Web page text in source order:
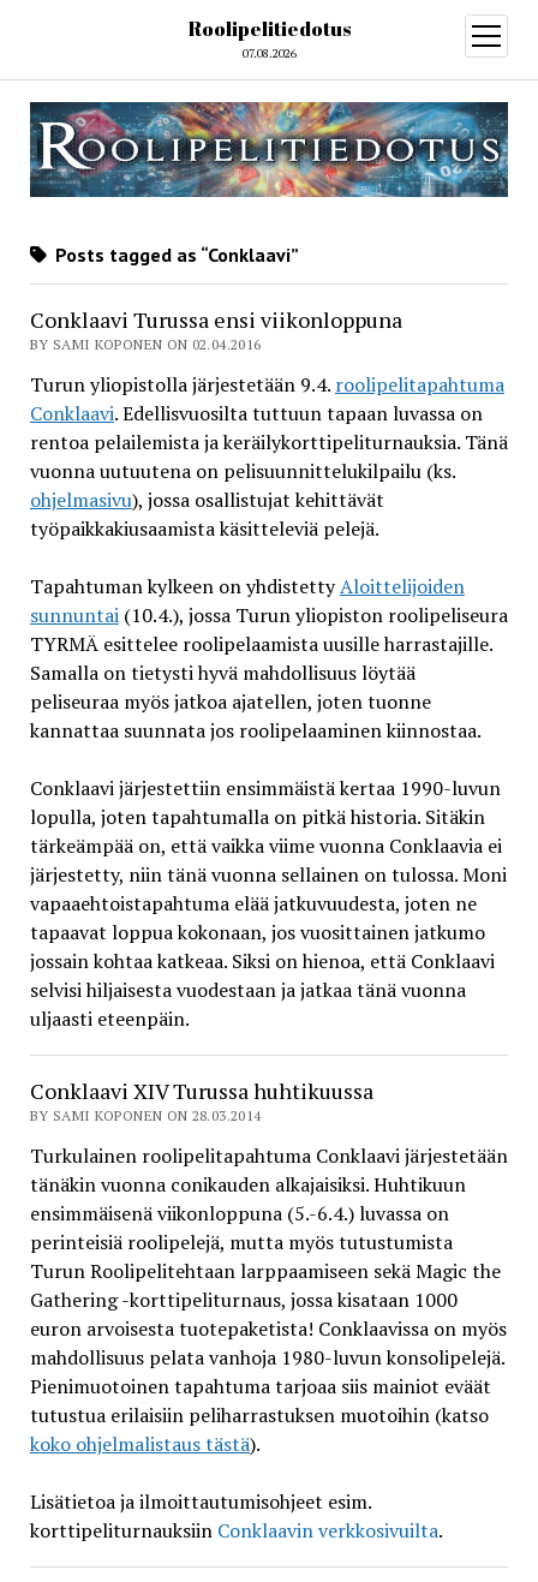
Roolipelitiedotus
07.08.2026
open
menu
Posts tagged as “Conklaavi”
Conklaavi Turussa ensi viikonloppuna
BY SAMI KOPONEN ON 02.04.2016
Turun yliopistolla järjestetään 9.4. roolipelitapahtuma
Conklaavi. Edellisvuosilta tuttuun tapaan luvassa on
rentoa pelailemista ja keräilykorttipeliturnauksia. Tänä
vuonna uutuutena on pelisuunnittelukilpailu (ks.
ohjelmasivu), jossa osallistujat kehittävät
työpaikkakiusaamista käsitteleviä pelejä.
Tapahtuman kylkeen on yhdistettyAloittelijoiden
sunnuntai(10.4.), jossa Turun yliopiston roolipeliseura
TYRMÄ esittelee roolipelaamista uusille harrastajille.
Samalla on tietysti hyvä mahdollisuus löytää
peliseuraa myös jatkoa ajatellen, joten tuonne
kannattaa suunnata jos roolipelaaminen kiinnostaa.
Conklaavi järjestettiin ensimmäistä kertaa 1990-luvun
lopulla, joten tapahtumalla on pitkä historia. Sitäkin
tärkeämpää on, että vaikka viime vuonna Conklaavia ei
järjestetty, niin tänä vuonna sellainen on tulossa. Moni
vapaaehtoistapahtuma elää jatkuvuudesta, joten ne
tapaavat loppua kokonaan, jos vuosittainen jatkumo
jossain kohtaa katkeaa. Siksi on hienoa, että Conklaavi
selvisi hiljaisesta vuodestaan ja jatkaa tänä vuonna
uljaasti eteenpäin.
Conklaavi XIV Turussa huhtikuussa
BY SAMI KOPONEN ON 28.03.2014
Turkulainen roolipelitapahtuma Conklaavi järjestetään
tänäkin vuonna conikauden alkajaisiksi. Huhtikuun
ensimmäisenä viikonloppuna (5.-6.4.) luvassa on
perinteisiä roolipelejä, mutta myös tutustumista
Turun Roolipelitehtaan larppaamiseen sekä Magic the
Gathering -korttipeliturnaus, jossa kisataan 1000
euron arvoisesta tuotepaketista! Conklaavissa on myös
mahdollisuus pelata vanhoja 1980-luvun konsolipelejä.
Pienimuotoinen tapahtuma tarjoaa siis mainiot eväät
tutustua erilaisiin peliharrastuksen muotoihin (katso
koko ohjelmalistaus tästä).
Lisätietoa ja ilmoittautumisohjeet esim.
korttipeliturnauksiin Conklaavin verkkosivuilta.